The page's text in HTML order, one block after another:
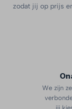
zodat jij op prijs
We zijn